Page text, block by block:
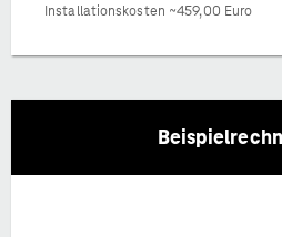
Installationskosten ~459,00 Euro